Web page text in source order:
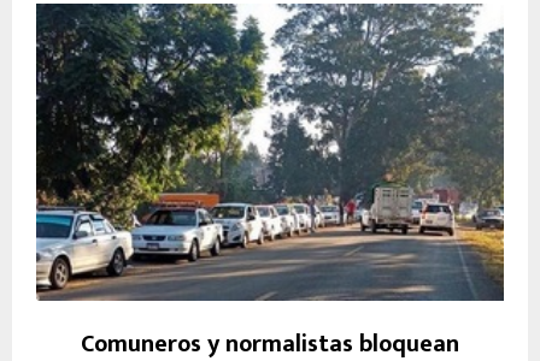
Comuneros y normalistas bloquean